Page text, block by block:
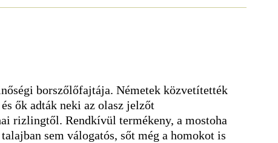
borszőlőfajtája. Németek közvetítették
ők adták neki az olasz jelzőt
rizlingtől. Rendkívül termékeny, a mostoha
sem válogatós, sőt még a homokot is